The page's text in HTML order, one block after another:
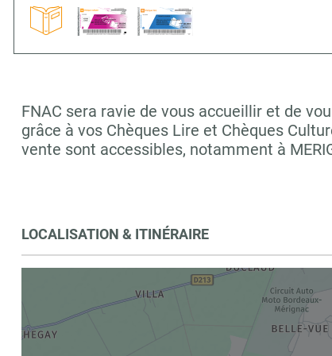
FNAC sera ravie de vous accueillir et de
grâce à vos Chèques Lire et Chèques
vente sont accessibles, notamment à
LOCALISATION & ITINÉRAIRE